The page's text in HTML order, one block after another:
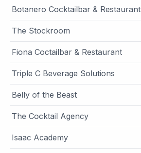
Botanero Cocktailbar & Restaurant
The Stockroom
Fiona Coctailbar & Restaurant
Triple C Beverage Solutions
Belly of the Beast
The Cocktail Agency
Isaac Academy